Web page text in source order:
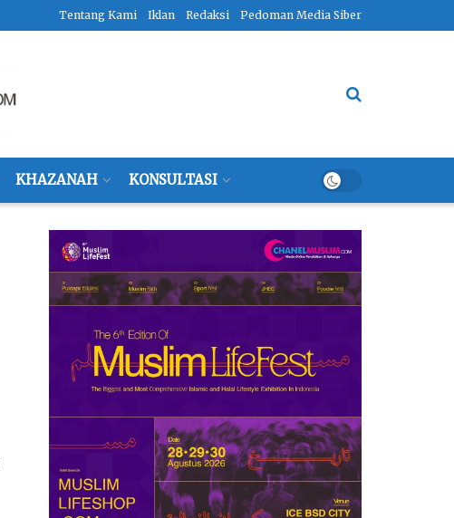
Tentang Kami Iklan Redaksi Pedoman Media Siber
KHAZANAH KONSULTASI